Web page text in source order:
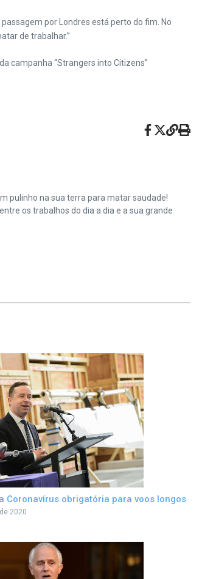
por Londres está perto do fim. No
de trabalhar.”
campanha “Strangers into Citizens”
pulinho na sua terra para matar saudade!
os trabalhos do dia a dia e a sua grande
Coronavírus obrigatória para voos longos
2020